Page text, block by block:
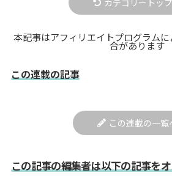
本記事はアフィリエイトプログラム
合があります
この連載の記事
この連載の一覧
この記事の編集者は以下の記事を